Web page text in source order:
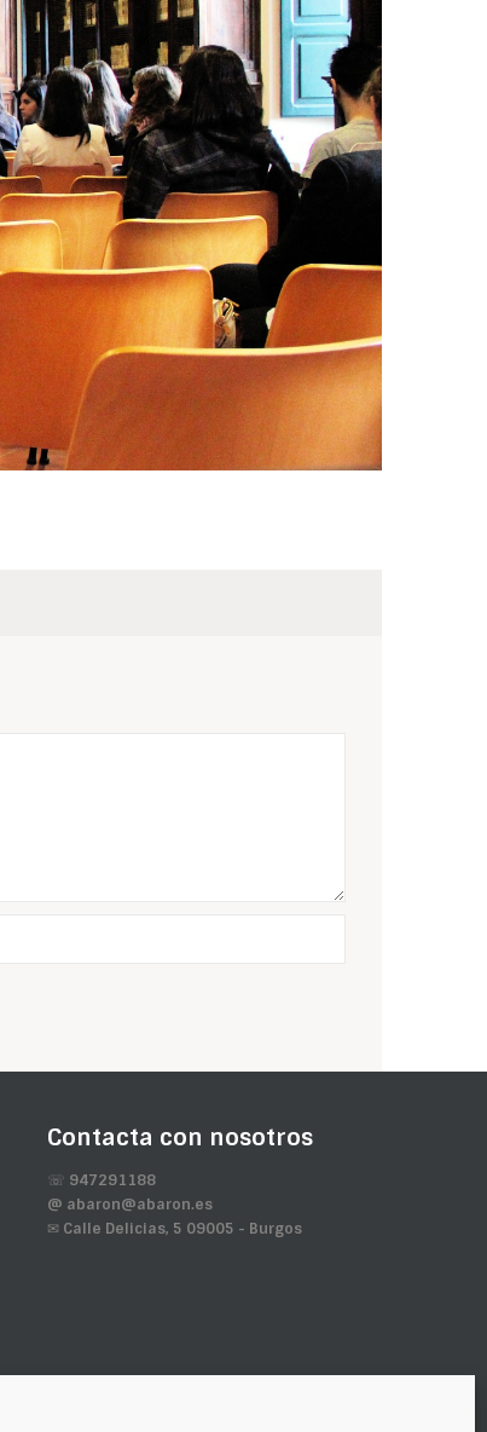
Contacta con nosotros
☏ 947291188
@ abaron@abaron.es
✉ Calle Delicias, 5 09005 - Burgos